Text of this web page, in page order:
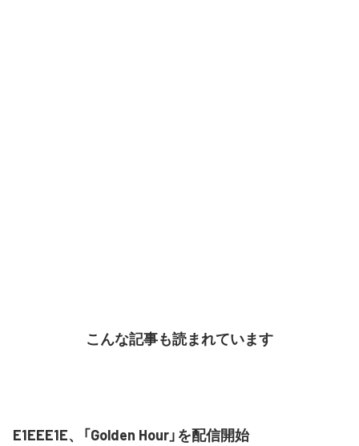
こんな記事も読まれています
E1EEE1E、「Golden Hour」を配信開始